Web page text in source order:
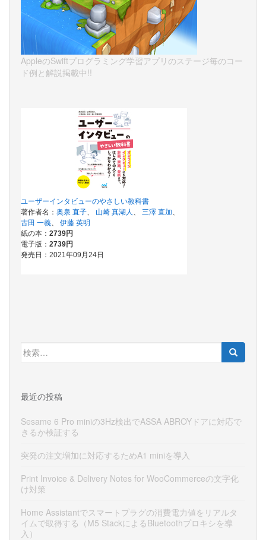
AppleのSwiftプログラミング学習アプリのステージ毎のコー
ド例と解説掲載中!!
検
索:
最近の投稿
Sesame 6 Pro miniの3Hz検出でASSA ABROYドアに対応で
きるか検証する
突発の注文増加に対応するためA1 miniを導入
Print Invoice & Delivery Notes for WooCommerceの文字化
け対策
Home Assistantでスマートプラグの消費電力値をリアルタ
イムで取得する（M5 StackによるBluetoothプロキシを導
入）